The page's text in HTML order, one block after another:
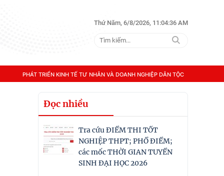
Thứ Năm, 6/8/2026, 11:04:37 AM
PHÁT TRIỂN KINH TẾ TƯ NHÂN VÀ DOANH NGHIỆP DÂN TỘC
Đọc nhiều
Tra cứu ĐIỂM THI TỐT
NGHIỆP THPT; PHỔ ĐIỂM;
các mốc THỜI GIAN TUYỂN
SINH ĐẠI HỌC 2026